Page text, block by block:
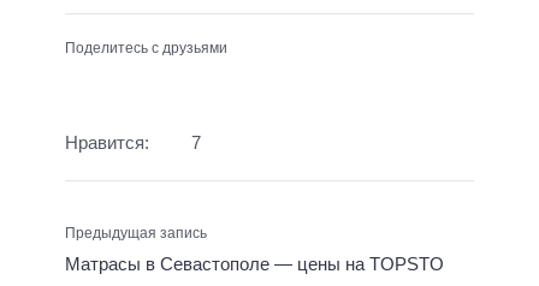
Поделитесь с друзьями
Нравится: 7
Предыдущая запись
Матрасы в Севастополе — цены на TOPSTO